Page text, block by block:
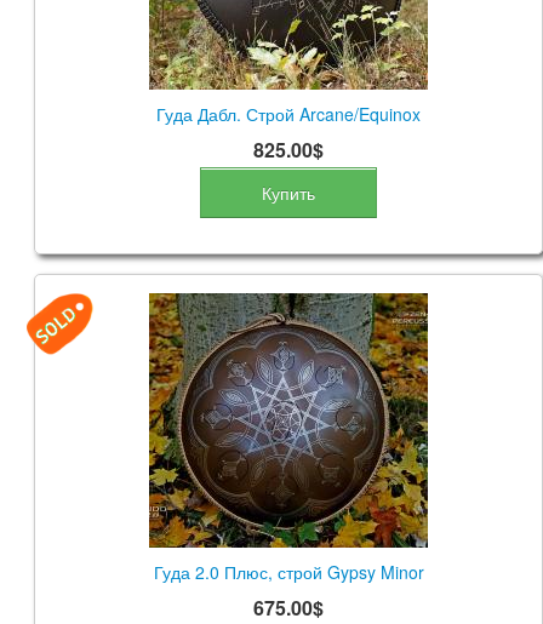
Гуда Дабл. Строй Arcane/Equinox
825.00$
Купить
Гуда 2.0 Плюс, строй Gypsy Minor
675.00$